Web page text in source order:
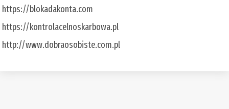
https://blokadakonta.com
https://kontrolacelnoskarbowa.pl
http://www.dobraosobiste.com.pl